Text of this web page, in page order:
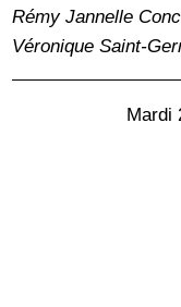
Rémy Jannelle
Véronique Saint-
Mardi